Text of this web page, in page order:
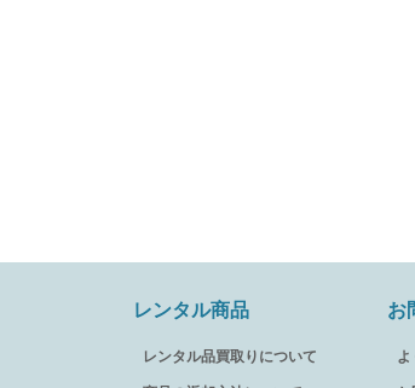
レンタル商品
レンタル品買取りについて
お
よ